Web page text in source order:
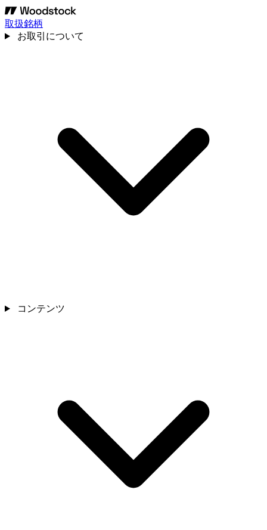
取扱銘柄
お取引について
コンテンツ